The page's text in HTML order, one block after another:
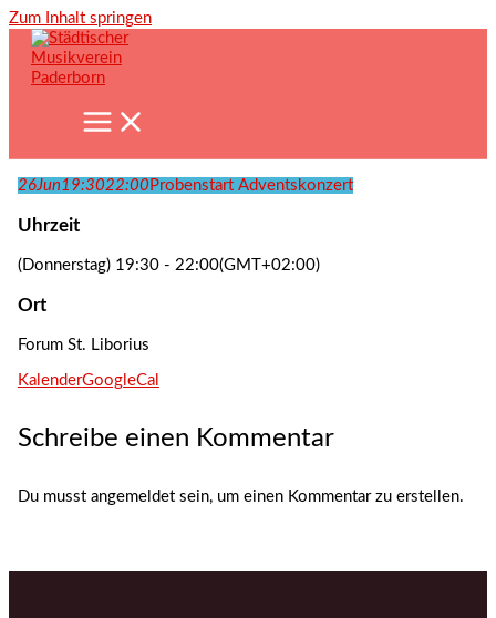
Zum Inhalt springen
26Jun 19:3022:00 Probenstart Adventskonzert
Uhrzeit
(Donnerstag) 19:30 - 22:00(GMT+02:00)
Ort
Forum St. Liborius
KalenderGoogleCal
Schreibe einen Kommentar
Du musst angemeldet sein, um einen Kommentar zu erstellen.